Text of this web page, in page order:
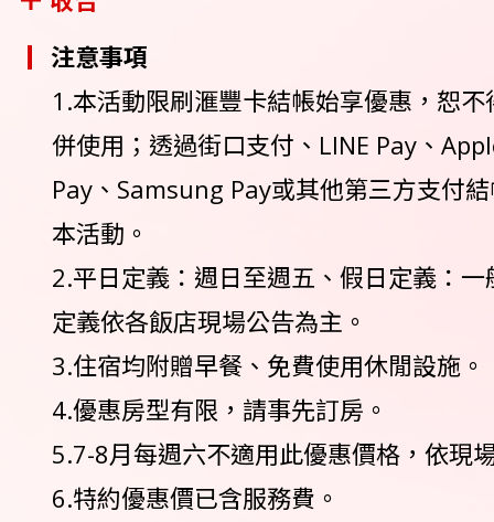
注意事項
1.本活動限刷滙豐卡結帳始享優惠，恕
併使用；透過街口支付、LINE Pay、
Pay、Samsung Pay或其他第三方支付
本活動。
2.平日定義：週日至週五、假日定義：
定義依各飯店現場公告為主。
3.住宿均附贈早餐、免費使用休閒設施。
4.優惠房型有限，請事先訂房。
5.7-8月每週六不適用此優惠價格，依現
6.特約優惠價已含服務費。